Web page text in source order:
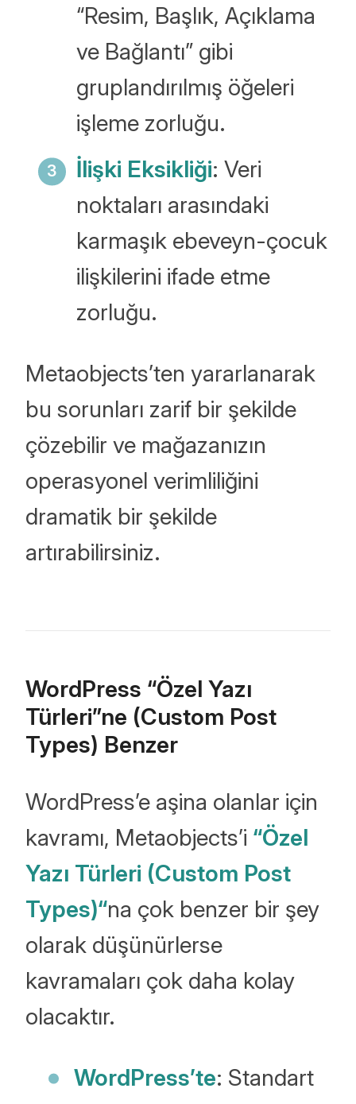
“Resim, Başlık, Açıklama
ve Bağlantı” gibi
gruplandırılmış öğeleri
işleme zorluğu.
İlişki Eksikliği: Veri
noktaları arasındaki
karmaşık ebeveyn-çocuk
ilişkilerini ifade etme
zorluğu.
Metaobjects’ten yararlanarak
bu sorunları zarif bir şekilde
çözebilir ve mağazanızın
operasyonel verimliliğini
dramatik bir şekilde
artırabilirsiniz.
WordPress “Özel Yazı
Türleri”ne (Custom Post
Types) Benzer
WordPress’e aşina olanlar için
kavramı, Metaobjects’i “Özel
Yazı Türleri (Custom Post
Types)“na çok benzer bir şey
olarak düşünürlerse
kavramaları çok daha kolay
olacaktır.
WordPress’te: Standart